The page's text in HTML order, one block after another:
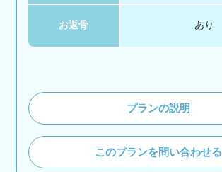
お返骨 あり
プランの説明
このプランを問い合わせる